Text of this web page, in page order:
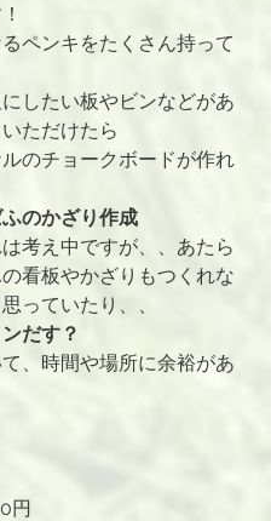
ペンキをたくさん持って
したい板やビンなどがあ
ただけたら
のチョークボードが作れ
のかざり作成
考え中ですが、、あたら
看板やかざりもつくれな
っていたり、、
だす？
、時間や場所に余裕があ
円